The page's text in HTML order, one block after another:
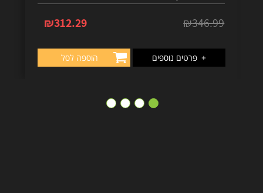
₪346.99
₪312.29
+ פרטים נוספים הוספה לסל